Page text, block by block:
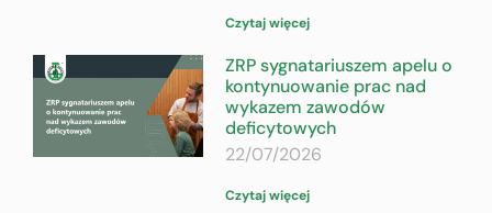
Czytaj więcej
ZRP sygnatariuszem apelu o
kontynuowanie prac nad
wykazem zawodów
deficytowych
22/07/2026
Czytaj więcej